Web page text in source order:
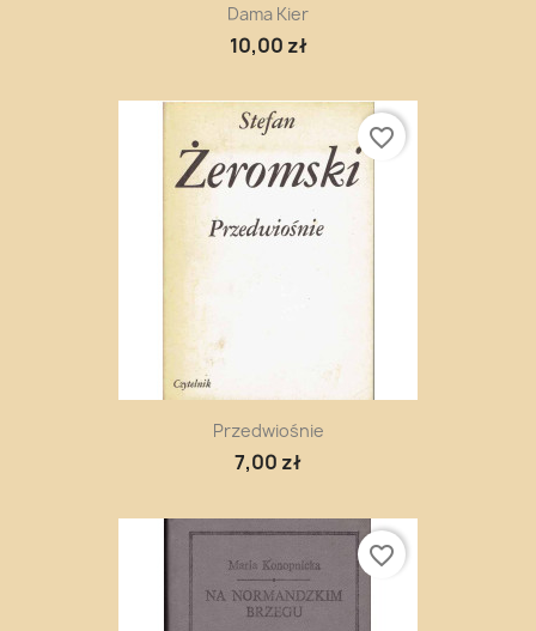
Dama Kier
10,00 zł
Przedwiośnie
7,00 zł
favorite_border
favorite_border